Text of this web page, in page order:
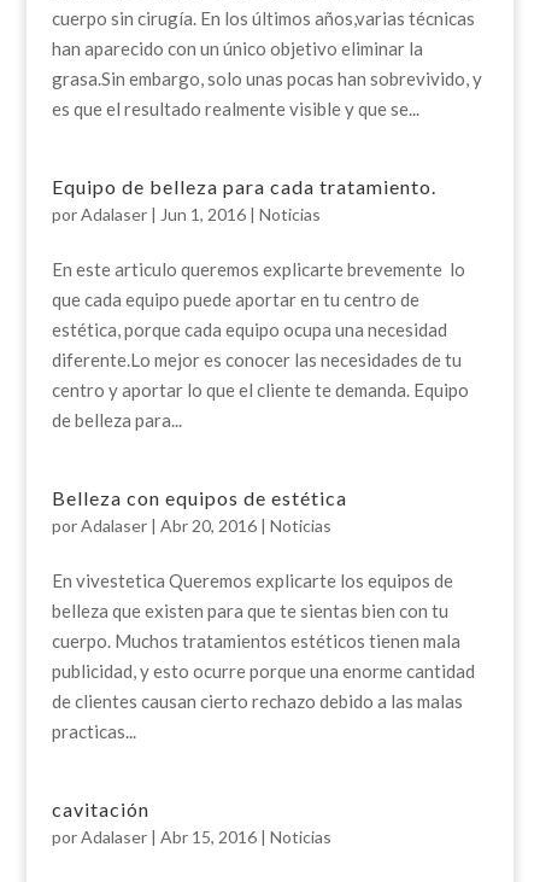
cuerpo sin cirugía. En los últimos años,varias técnicas
han aparecido con un único objetivo eliminar la
grasa.Sin embargo, solo unas pocas han sobrevivido, y
es que el resultado realmente visible y que se...
Equipo de belleza para cada tratamiento.
porAdalaser| Jun 1, 2016| Noticias
En este articulo queremos explicarte brevemente lo
que cada equipo puede aportar en tu centro de
estética, porque cada equipo ocupa una necesidad
diferente.Lo mejor es conocer las necesidades de tu
centro y aportar lo que el cliente te demanda. Equipo
de belleza para...
Belleza con equipos de estética
porAdalaser| Abr 20, 2016| Noticias
En vivestetica Queremos explicarte los equipos de
belleza que existen para que te sientas bien con tu
cuerpo. Muchos tratamientos estéticos tienen mala
publicidad, y esto ocurre porque una enorme cantidad
de clientes causan cierto rechazo debido a las malas
practicas...
cavitación
porAdalaser| Abr 15, 2016| Noticias